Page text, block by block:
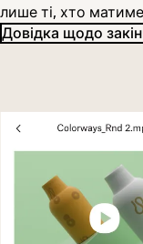
лише ті, хто
Довідка щодо